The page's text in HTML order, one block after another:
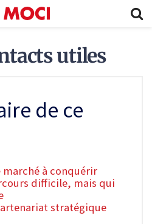
utiles
de ce
à conquérir
difficile, mais qui
stratégique